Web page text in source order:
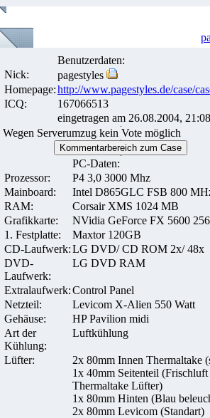
Benutzerdaten:
Nick:
pagestyles
Homepage:http://www.pagestyles.de/case/
ICQ:
167066513
eingetragen am 26.08.2004,
Wegen Serverumzug kein Vote möglich
Kommentarbereich zum Case
PC-Daten:
Prozessor:
P4 3,0 3000 Mhz
Mainboard:
Intel D865GLC FSB 800
RAM:
Corsair XMS 1024 MB
Grafikkarte:
NVidia GeForce FX 5600
1. Festplatte:
Maxtor 120GB
CD-Laufwerk:LG DVD/ CD ROM 2x/ 48x
DVD-
Laufwerk:
LG DVD RAM
Extralaufwerk:Control Panel
Netzteil:
Levicom X-Alien 550 Watt
Gehäuse:
HP Pavilion midi
Art der
Kühlung:
Luftkühlung
Lüfter:
2x 80mm Innen Thermaltake
1x 40mm Seitenteil
Thermaltake Lüfter)
1x 80mm Hinten (Blau
2x 80mm Levicom (Standart)